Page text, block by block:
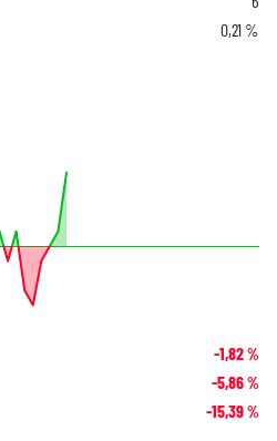
0,21 %
-1,82%
-5,86%
-15,39%